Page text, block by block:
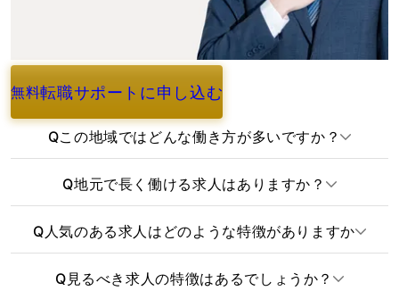
無料転職サポートに申し込む
よくあるご質問
Qこの地域ではどんな働き方が多いですか？
Q地元で長く働ける求人はありますか？
Q人気のある求人はどのような特徴がありますか
Q 見るべき求人の特徴はあるでしょうか？